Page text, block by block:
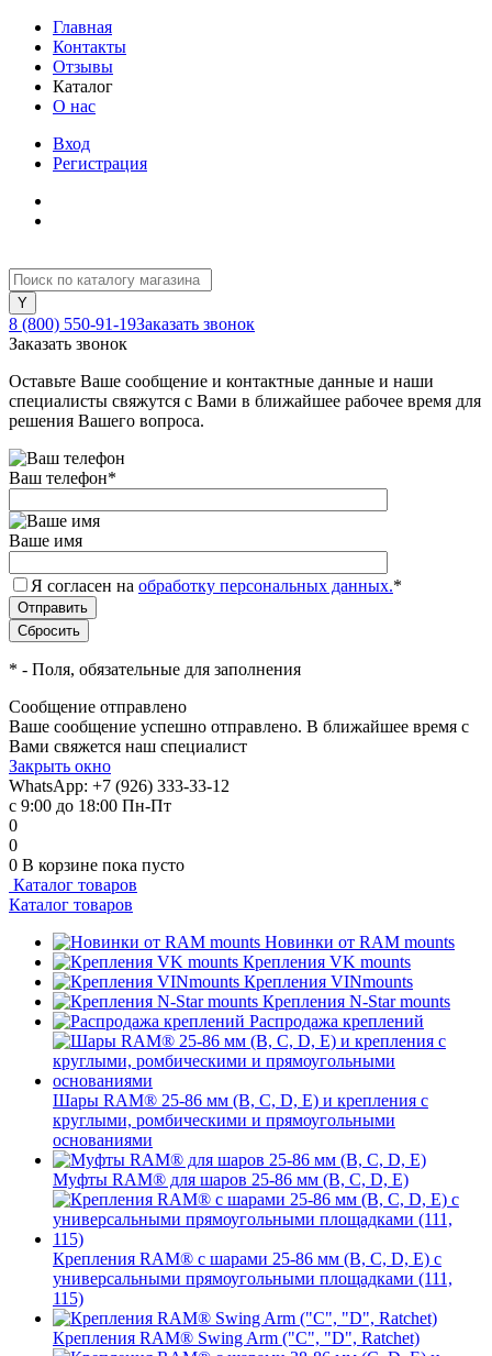
Главная
Контакты
Отзывы
Каталог
О нас
Вход
Регистрация
8 (800) 550-91-19Заказать звонок
Заказать звонок
Оставьте Ваше сообщение и контактные данные и наши
специалисты свяжутся с Вами в ближайшее рабочее время для
решения Вашего вопроса.
Ваш телефон*
Ваше имя
Я согласен на обработку персональных данных.*
* - Поля, обязательные для заполнения
Сообщение отправлено
Ваше сообщение успешно отправлено. В ближайшее время с
Вами свяжется наш специалист
Закрыть окно
WhatsApp: +7 (926) 333-33-12
с 9:00 до 18:00 Пн-Пт
0
0
0 В корзине пока пусто
Каталог товаров
Каталог товаров
Новинки от RAM mounts
Крепления VK mounts
Крепления VINmounts
Крепления N-Star mounts
Распродажа креплений
Шары RAM® 25-86 мм (B, C, D, E) и крепления с
круглыми, ромбическими и прямоугольными
основаниями
Муфты RAM® для шаров 25-86 мм (B, C, D, E)
Крепления RAM® с шарами 25-86 мм (B, C, D, E) с
универсальными прямоугольными площадками (111,
115)
Крепления RAM® Swing Arm ("C", "D", Ratchet)